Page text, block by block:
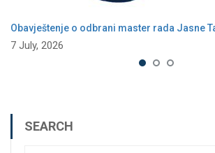
Obavještenje o odbrani master rada Jasne
7 July, 2026
SEARCH